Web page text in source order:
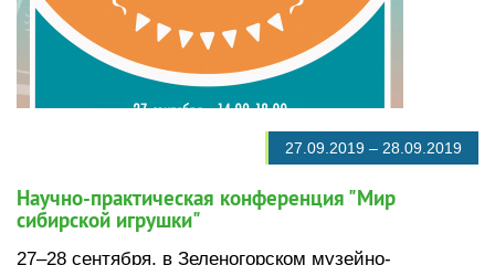
27.09.2019 – 28.09.2019
Научно-практическая конференция "Мир
сибирской игрушки"
27–28 сентября, в Зеленогорском музейно-